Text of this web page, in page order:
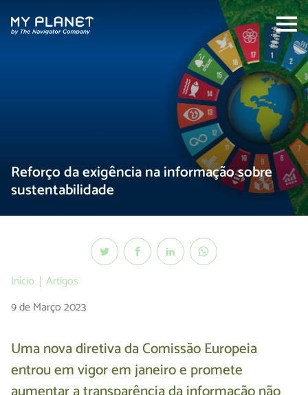
Reforço da exigência na informação sobre
sustentabilidade
Início
Artigos
9 de Março 2023
Uma nova diretiva da Comissão Europeia
entrou em vigor em janeiro e promete